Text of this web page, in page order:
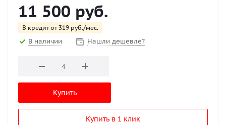
11 500 руб.
В кредит от 319 руб./мес.
В наличии Нашли дешевле?
Купить
Купить в 1 клик